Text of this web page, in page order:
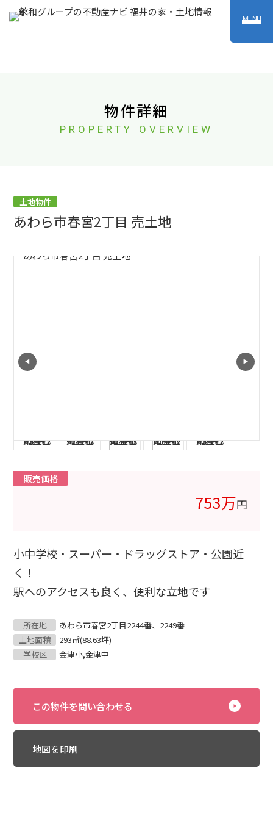
MENU
物件詳細
PROPERTY OVERVIEW
土地物件
あわら市春宮2丁目 売土地
販売価格
753万円
小中学校・スーパー・ドラッグストア・公園近
く！
駅へのアクセスも良く、便利な立地です
所在地
あわら市春宮2丁目2244番、2249番
土地面積
293㎡(88.63坪)
学校区
金津小,金津中
この物件を問い合わせる
地図を印刷